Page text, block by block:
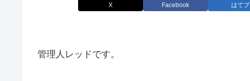
X Facebook はてブ
管理人レッドです。